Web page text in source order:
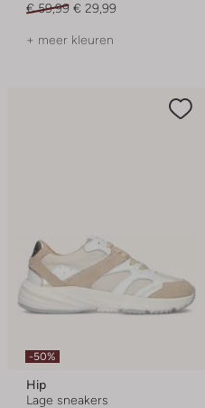
€ 59,99 € 29,99
+ meer kleuren
-50%
Hip
Lage sneakers